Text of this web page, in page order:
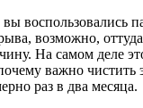
воспользовались
возможно,
На самом деле
важно чистить
раз в два месяца.